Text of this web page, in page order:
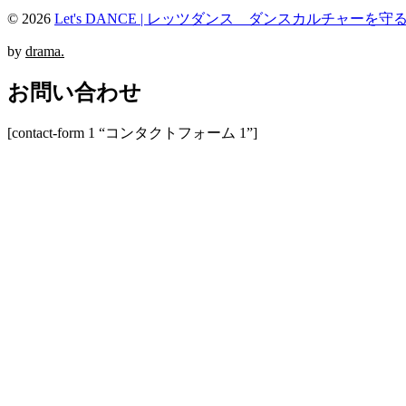
© 2026 Let's DANCE | レッツダンス ダンスカルチャーを守
by drama.
お問い合わせ
[contact-form 1 “コンタクトフォーム 1”]